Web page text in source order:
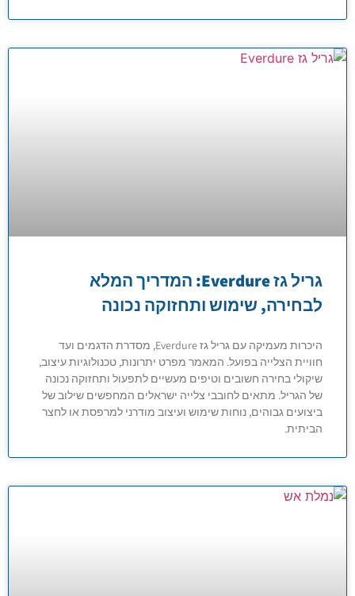
גריל גז Everdure: המדריך המלא
לבחירה, שימוש ותחזוקה נכונה
היכרות מעמיקה עם גריל גז Everdure, מסדרת הדגמים ועד
חוויית הצלייה בפועל. המאמר מפרט יתרונות, טכנולוגיות עיצוב,
שיקולי בחירה חשובים וטיפים מעשיים לתפעול ותחזוקה נכונה
של הגריל. מתאים לחובבי צלייה ישראלים המחפשים שילוב של
ביצועים גבוהים, נוחות שימוש ועיצוב מודרני למרפסת או לחצר
הביתית.